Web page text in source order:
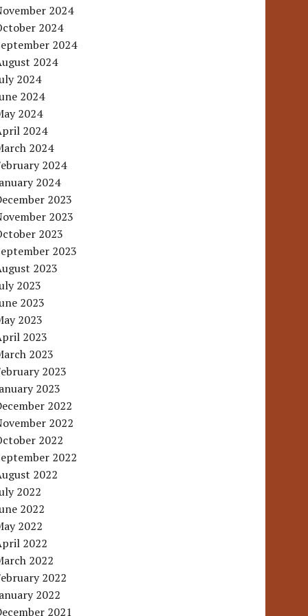
2024
2024
2024
2024
2024
2024
2024
2024
2024
2024
2024
2023
2023
2023
2023
2023
2023
2023
2023
2023
2023
2023
2023
2022
2022
2022
2022
2022
2022
2022
2022
2022
2022
2022
2022
2021